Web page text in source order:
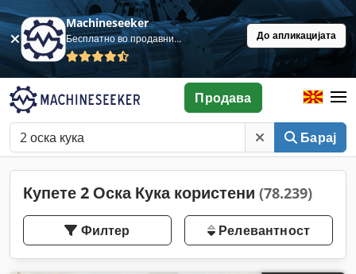
Machineseeker
Бесплатно во продавница До апликацијата
Барај
Продава
Купете 2 Оска Кука користени (78.239)
Филтер Релевантност